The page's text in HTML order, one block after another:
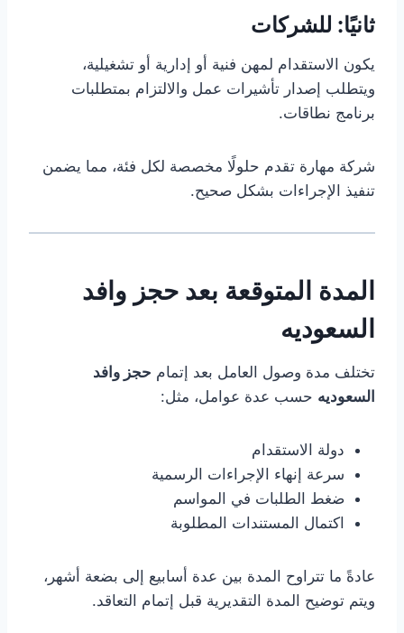
ثانيًا: للشركات
يكون الاستقدام لمهن فنية أو إدارية أو تشغيلية،
ويتطلب إصدار تأشيرات عمل والالتزام بمتطلبات
برنامج نطاقات.
شركة مهارة تقدم حلولًا مخصصة لكل فئة، مما يضمن
تنفيذ الإجراءات بشكل صحيح.
المدة المتوقعة بعد حجز وافد
السعوديه
تختلف مدة وصول العامل بعد إتمام حجز وافد
السعوديه حسب عدة عوامل، مثل:
دولة الاستقدام
سرعة إنهاء الإجراءات الرسمية
ضغط الطلبات في المواسم
اكتمال المستندات المطلوبة
عادةً ما تتراوح المدة بين عدة أسابيع إلى بضعة أشهر،
ويتم توضيح المدة التقديرية قبل إتمام التعاقد.